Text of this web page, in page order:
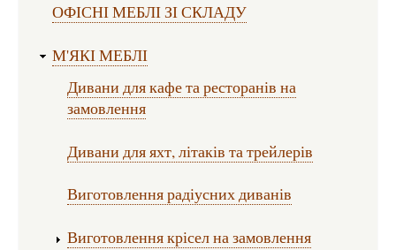
ОФІСНІ МЕБЛІ ЗІ СКЛАДУ
М'ЯКІ МЕБЛІ
Дивани для кафе та ресторанів на
замовлення
Дивани для яхт, літаків та трейлерів
Виготовлення радіусних диванів
Виготовлення крісел на замовлення